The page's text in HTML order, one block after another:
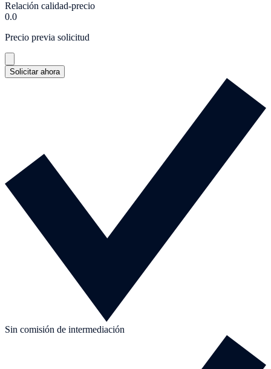
Relación calidad-precio
0.0
Precio previa solicitud
Solicitar ahora
Sin comisión de intermediación